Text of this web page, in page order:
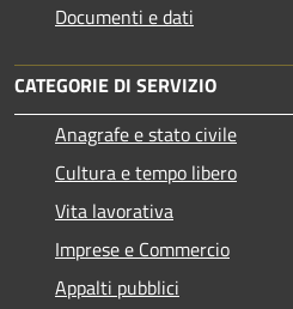
Documenti e dati
CATEGORIE DI SERVIZIO
Anagrafe e stato civile
Cultura e tempo libero
Vita lavorativa
Imprese e Commercio
Appalti pubblici